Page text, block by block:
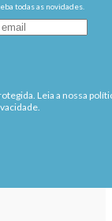
todas as novidades.
Leia a nossa